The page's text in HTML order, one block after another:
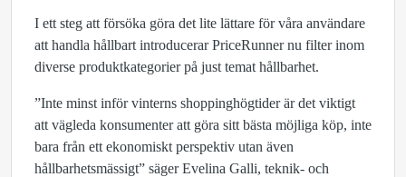
I ett steg att försöka göra det lite lättare för våra användare
att handla hållbart introducerar PriceRunner nu filter inom
diverse produktkategorier på just temat hållbarhet.
”Inte minst inför vinterns shoppinghögtider är det viktigt
att vägleda konsumenter att göra sitt bästa möjliga köp, inte
bara från ett ekonomiskt perspektiv utan även
hållbarhetsmässigt” säger Evelina Galli, teknik- och